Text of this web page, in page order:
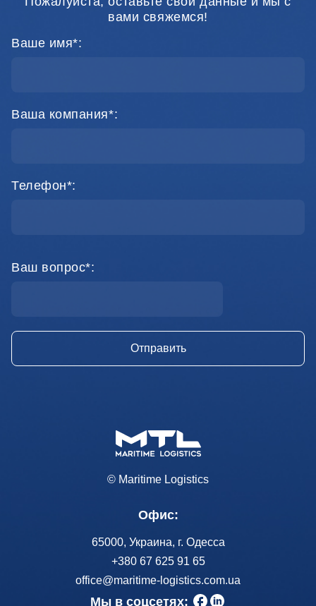
вами свяжемся!
Ваше имя*:
Ваша компания*:
Телефон*:
Ваш вопрос*:
© Maritime Logistics
Офис:
65000, Украина, г. Одесса
+380 67 625 91 65
office@maritime-logistics.com.ua
Мы в соцсетях: